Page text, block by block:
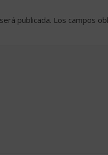
publicada. Los campos